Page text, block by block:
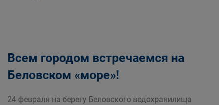
Всем городом встречаемся на
Беловском «море»!
24 февраля на берегу Беловского водохранилища